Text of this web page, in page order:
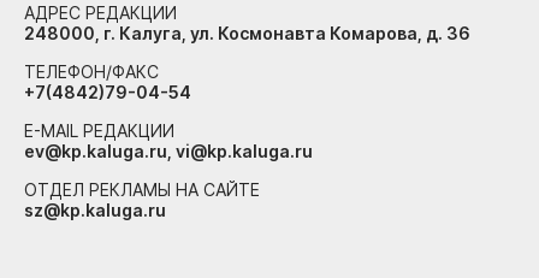
АДРЕС РЕДАКЦИИ
248000, г. Калуга, ул. Космонавта Комарова, д. 36
ТЕЛЕФОН/ФАКС
+7(4842)79-04-54
E-MAIL РЕДАКЦИИ
ev@kp.kaluga.ru, vi@kp.kaluga.ru
ОТДЕЛ РЕКЛАМЫ НА САЙТЕ
sz@kp.kaluga.ru